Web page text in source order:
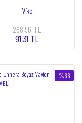
Viko
268,56 TL
91,31 TL
%66